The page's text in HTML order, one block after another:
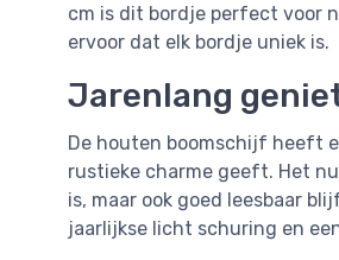
cm is dit bordje perfect voor
ervoor dat elk bordje uniek is.
Jarenlang
De houten boomschijf heeft
rustieke charme geeft. Het
is, maar ook goed leesbaar
jaarlijkse licht schuring en